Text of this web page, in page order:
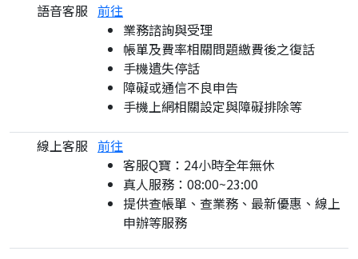
語音客服 前往
業務諮詢與受理
帳單及費率相關問題繳費後之復話
手機遺失停話
障礙或通信不良申告
手機上網相關設定與障礙排除等
線上客服 前往
客服Q寶：24小時全年無休
真人服務：08:00~23:00
提供查帳單、查業務、最新優惠、線上
申辦等服務